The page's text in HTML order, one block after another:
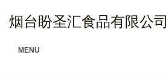
烟台盼圣汇食品有限公司
MENU